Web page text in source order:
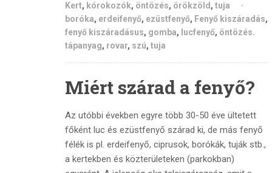
Kert, kórokozók, öntözés, örökzöld , tuja
boróka, erdeifenyő, ezüstfenyő, Fenyő kiszáradás,
fenyő kiszáradásus, gomba, lucfenyő, öntözés.
tápanyag, rovar, szú, tuja
Miért szárad a fenyő?
Az utóbbi években egyre több 30-50 éve ültetett
főként luc és ezüstfenyő szárad ki, de más fenyő
félék is pl. erdeifenyő, ciprusok, borókák, tuják stb.,
a kertekben és közterületeken (parkokban)